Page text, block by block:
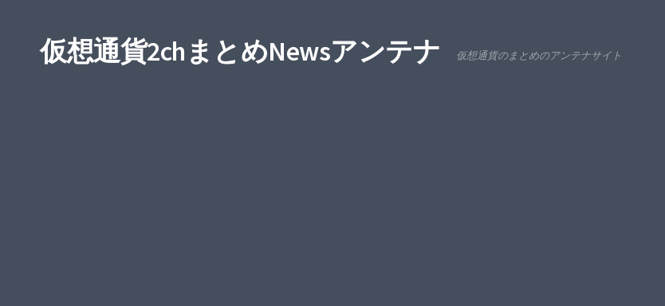
仮想通貨2chまとめNewsアンテナ 仮想通貨のまとめのアンテナサイト